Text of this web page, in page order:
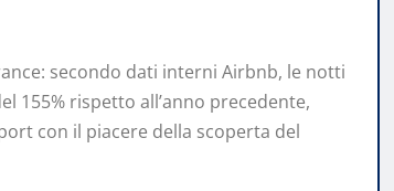
secondo dati interni Airbnb, le notti
155% rispetto all’anno precedente,
con il piacere della scoperta del